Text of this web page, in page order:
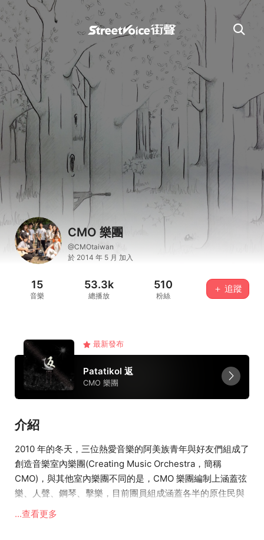
CMO 樂團
@CMOtaiwan
於 2014 年 5 月 加入
15
音樂
53.3k
總播放
510
粉絲
＋ 追蹤
最新發布
Patatikol 返
CMO 樂團
介紹
2010 年的冬天，三位熱愛音樂的阿美族青年與好友們組成了
創造音樂室內樂團(Creating Music Orchestra，簡稱
CMO)，與其他室內樂團不同的是，CMO 樂團編制上涵蓋弦
樂、人聲、鋼琴、擊樂，目前團員組成涵蓋各半的原住民與
漢人血統，融合城市與大地的景像，共同創造出兩種不同背
...查看更多